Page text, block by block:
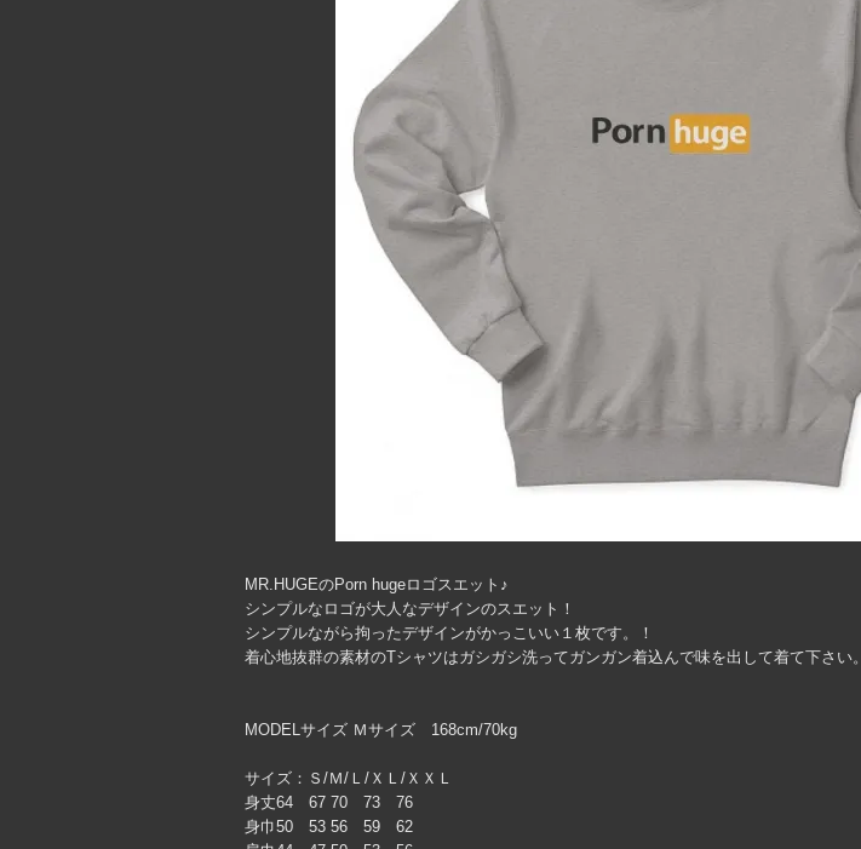
MR.HUGEのPorn hugeロゴスエット♪
シンプルなロゴが大人なデザインのスエット！
シンプルながら拘ったデザインがかっこいい１枚です。！
着心地抜群の素材のTシャツはガシガシ洗ってガンガン着込んで味を出して着て下さい。
MODELサイズ Ｍサイズ 168cm/70kg
サイズ：Ｓ/Ｍ/Ｌ/ＸＬ/ＸＸＬ
身丈64 67 70 73 76
身巾50 53 56 59 62